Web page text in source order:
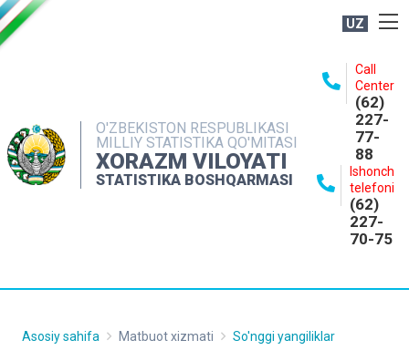
UZ
O'ZBEKISTON RESPUBLIKASI
MILLIY STATISTIKA QO'MITASI
XORAZM VILOYATI
STATISTIKA BOSHQARMASI
Call
Center
(62)
227-
77-
88
Ishonch
telefoni
(62)
227-
70-75
NASHRLAR
INTERAKTIV XIZMATLAR
MATBUOT XIZMATI
Asosiy sahifa Matbuot xizmati So'nggi yangiliklar